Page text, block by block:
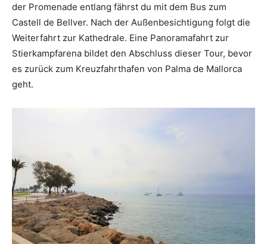
der Promenade entlang fährst du mit dem Bus zum
Castell de Bellver. Nach der Außenbesichtigung folgt die
Weiterfahrt zur Kathedrale. Eine Panoramafahrt zur
Stierkampfarena bildet den Abschluss dieser Tour, bevor
es zurück zum Kreuzfahrthafen von Palma de Mallorca
geht.